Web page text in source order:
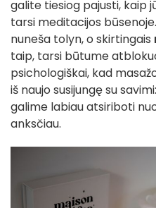
galite tiesiog pajusti, kaip
tarsi meditacijos
nuneša tolyn, o skirtingais
taip, tarsi būtume
psichologiškai, kad
iš naujo susijungę su
galime labiau atsiriboti
anksčiau.